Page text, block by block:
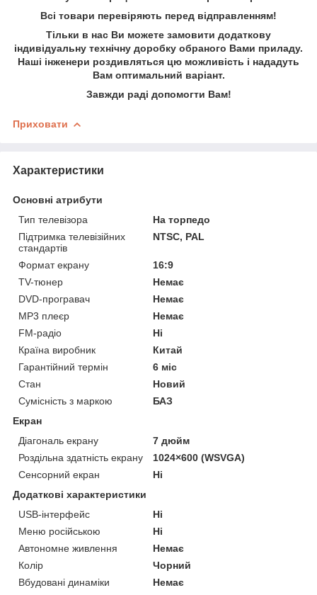
Всі товари перевіряють перед відправленням!
Тільки в нас Ви можете замовити додаткову
індивідуальну технічну доробку обраного Вами приладу.
Наші інженери роздивляться цю можливість і нададуть
Вам оптимальний варіант.
Завжди раді допомогти Вам!
Приховати
Характеристики
Основні атрибути
Тип телевізора
На торпедо
Підтримка телевізійних
стандартів
NTSC, PAL
Формат екрану
16:9
TV-тюнер
Немає
DVD-програвач
Немає
MP3 плеєр
Немає
FM-радіо
Ні
Країна виробник
Китай
Гарантійний термін
6 міс
Стан
Новий
Сумісність з маркою
БАЗ
Екран
Діагональ екрану
7 дюйм
Роздільна здатність екрану
1024×600 (WSVGA)
Сенсорний екран
Ні
Додаткові характеристики
USB-інтерфейс
Ні
Меню російською
Ні
Автономне живлення
Немає
Колір
Чорний
Вбудовані динаміки
Немає